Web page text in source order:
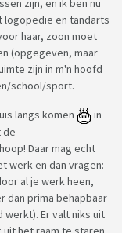
zijn, en ik ben nu
en tandarts
haar, zoon moet
(opgegeven, maar
zijn in m'n hoofd
school/sport.
langs komen
in
de
Daar mag echt
werk en dan vragen:
al je werk heen,
dan prima behapbaar
Er valt niks uit